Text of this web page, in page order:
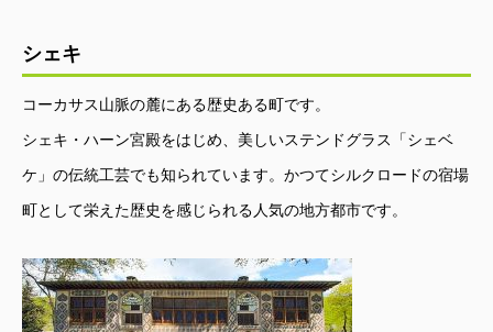
シェキ
コーカサス山脈の麓にある歴史ある町です。
シェキ・ハーン宮殿をはじめ、美しいステンドグラス「シェベ
ケ」の伝統工芸でも知られています。かつてシルクロードの宿場
町として栄えた歴史を感じられる人気の地方都市です。